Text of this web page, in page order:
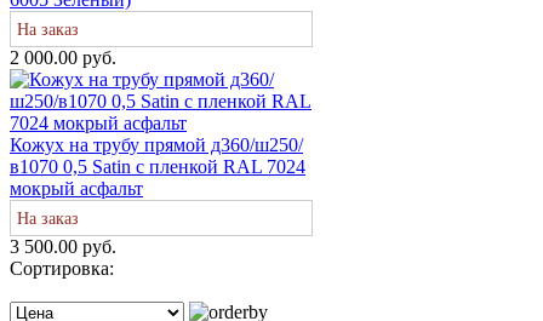
На заказ
2 000.00 руб.
Кожух на трубу прямой д360/ш250/
в1070 0,5 Satin с пленкой RAL 7024
мокрый асфальт
На заказ
3 500.00 руб.
Сортировка: